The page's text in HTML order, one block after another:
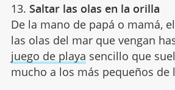
13. Saltar las olas en la orilla
De la mano de papá o mamá,
las olas del mar que vengan
juego de playa sencillo que
mucho a los más pequeños de